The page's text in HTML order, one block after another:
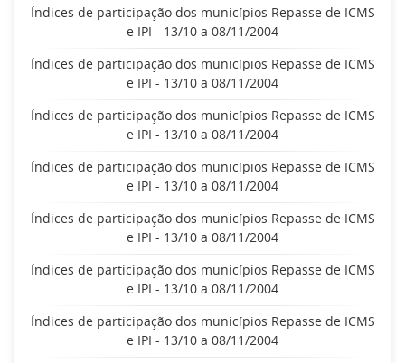
Índices de participação dos municípios Repasse de ICMS
e IPI - 13/10 a 08/11/2004
Índices de participação dos municípios Repasse de ICMS
e IPI - 13/10 a 08/11/2004
Índices de participação dos municípios Repasse de ICMS
e IPI - 13/10 a 08/11/2004
Índices de participação dos municípios Repasse de ICMS
e IPI - 13/10 a 08/11/2004
Índices de participação dos municípios Repasse de ICMS
e IPI - 13/10 a 08/11/2004
Índices de participação dos municípios Repasse de ICMS
e IPI - 13/10 a 08/11/2004
Índices de participação dos municípios Repasse de ICMS
e IPI - 13/10 a 08/11/2004